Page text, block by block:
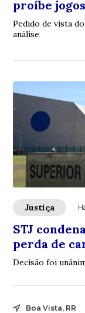
proíbe
Pedido de vista
análise
Justiça
STJ
perda de
Decisão foi
Boa Vista, RR